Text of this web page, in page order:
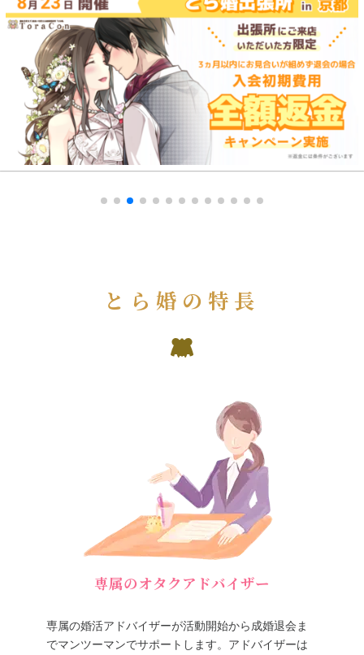
とら婚の特長
専属のオタクアドバイザー
専属の婚活アドバイザーが活動開始から成婚退会ま
でマンツーマンでサポートします。アドバイザーは